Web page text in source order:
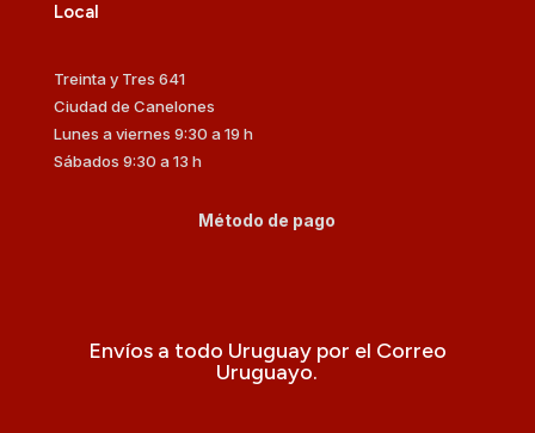
Local
Treinta y Tres 641
Ciudad de Canelones
Lunes a viernes 9:30 a 19 h
Sábados 9:30 a 13 h
Método de pago
Envíos a todo Uruguay por el Correo
Uruguayo.